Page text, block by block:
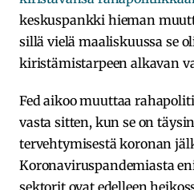
keskuspankki hieman
sillä vielä maaliskuussa se
kiristämistarpeen alkavan
Fed aikoo muuttaa
vasta sitten, kun se on
tervehtymisestä koronan
Koronaviruspandemiasta
sektorit ovat edelleen